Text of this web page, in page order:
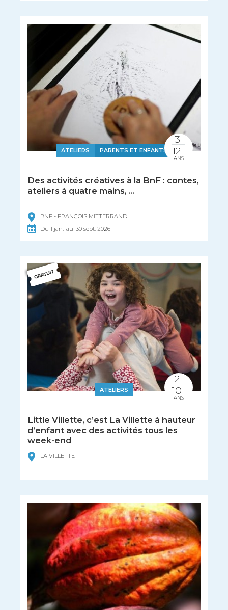
ATELIERS PARENTS ET ENFANTS
Des activités créatives à la BnF : contes,
ateliers à quatre mains, ...
BNF - FRANÇOIS MITTERRAND
Du1 jan. au 30sept. 2026
3
12
ANS
ATELIERS
Little Villette, c’est La Villette à hauteur
d’enfant avec des activités tous les
week-end
LA VILLETTE
2
10
ANS